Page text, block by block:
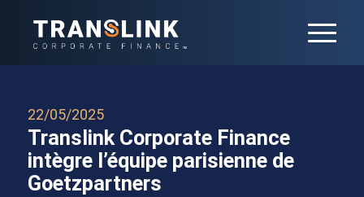
22/05/2025
Translink Corporate Finance
intègre l’équipe parisienne de
Goetzpartners